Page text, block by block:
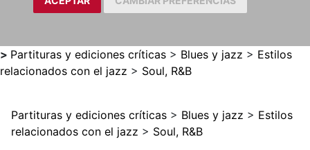
> Partituras y ediciones críticas > Blues y jazz > Estilos
relacionados con el jazz > Soul, R&B
Partituras y ediciones críticas > Blues y jazz > Estilos
relacionados con el jazz > Soul, R&B